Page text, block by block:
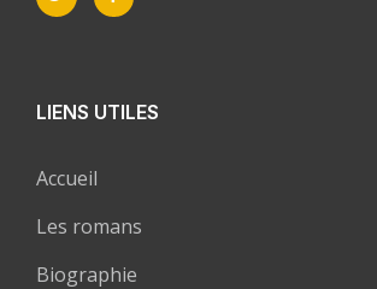
LIENS UTILES
Accueil
Les romans
Biographie